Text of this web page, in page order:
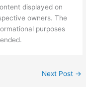
displayed on
owners. The
purposes
Next Post →